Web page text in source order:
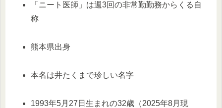
「ニート医師」は週3回の非常勤勤務からくる自
称
熊本県出身
本名は井たくまで珍しい名字
1993年5月27日生まれの32歳（2025年8月現